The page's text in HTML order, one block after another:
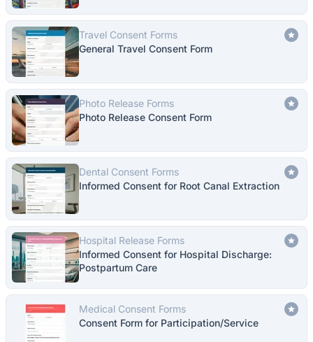
Travel Consent Forms
General Travel Consent Form
Photo Release Forms
Photo Release Consent Form
Dental Consent Forms
Informed Consent for Root Canal Extraction
Hospital Release Forms
Informed Consent for Hospital Discharge:
Postpartum Care
Medical Consent Forms
Consent Form for Participation/Service